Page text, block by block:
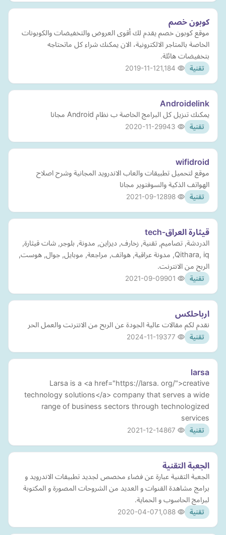
كوبون خصم
موقع كوبون خصم يقدم لك أقوى العروض والتخفيضات والكوبونات
الخاصة بالمتاجر الالكترونية، الان يمكنك شراء كل ماتحتاجه
بتخفيضات هائلة.
تقنية 2019-11-12
Androidelink
يمكنك تنزيل كل البرامج الخاصة ب نظام Android مجانا
تقنية 2020-11-29
wifidroid
موقع لتحميل تطبيقات والعاب الاندرويد المجانية وشرح اصلاح
الهواتف الذكية والسوفتوير مجانا
تقنية 2021-09-12
قيثارة العراق-tech
الدردشة, تصاميم, تقنية, زخارف, ديزاين, مدونة, بلوجر, شات قيثارة,
Qithara, iq, مدونة عراقية, هواتف, مراجعة, موبايل, جوال, هوست,
الربح من الانترنت.
تقنية 2021-09-09
ارباحلكس
نقدم لكم مقالات عالية الجودة عن الربح من الانترنت والعمل الحر
تقنية 2024-11-19
larsa
Larsa is a <a href="https://larsa. org/">creative
technology solutions</a> company that serves a wide
range of business sectors through technologized
services
تقنية 2021-12-14
الجعبة التقنية
الجعبة التقنية عبارة عن فضاء مخصص لجديد تطبيقات الاندرويد و
برامج مشاهدة القنوات و العديد من الشروحات المصورة و المكتوبة
لبرامج الحاسوب و الحماية.
تقنية 2020-04-07